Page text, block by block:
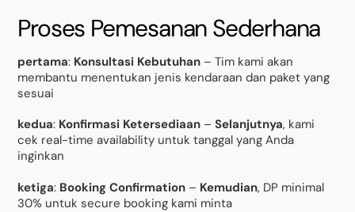
Proses Pemesanan Sederhana
pertama: Konsultasi Kebutuhan – Tim kami akan
membantu menentukan jenis kendaraan dan paket yang
sesuai
kedua: Konfirmasi Ketersediaan –Selanjutnya, kami
cek real-time availability untuk tanggal yang Anda
inginkan
ketiga: Booking Confirmation – Kemudian, DP minimal
30% untuk secure booking kami minta